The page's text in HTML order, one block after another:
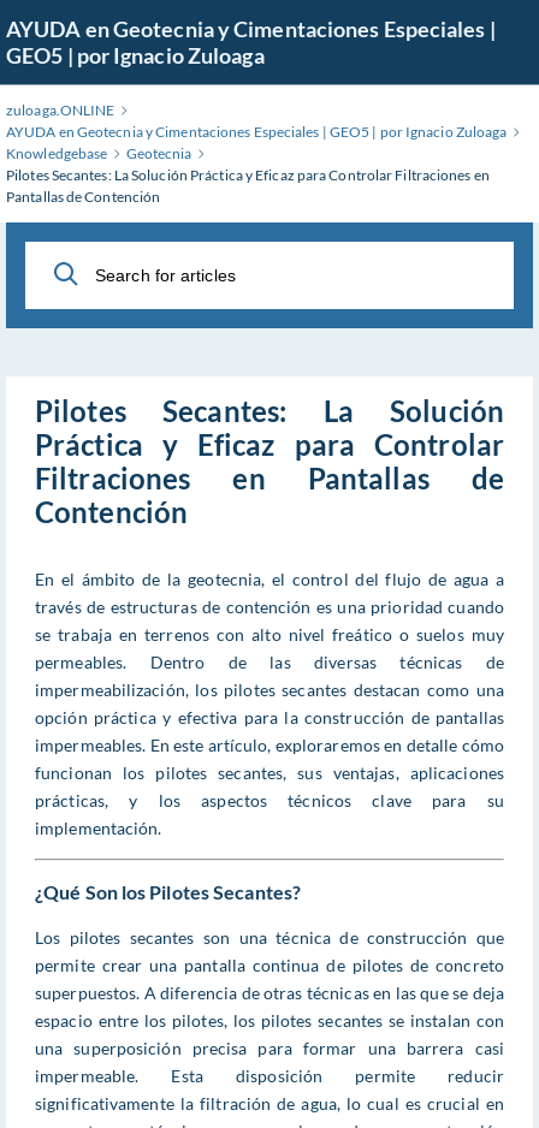
to
Content
AYUDA en Geotecnia y Cimentaciones Especiales |
GEO5 | por Ignacio Zuloaga
zuloaga.ONLINE
AYUDA en Geotecnia y Cimentaciones Especiales | GEO5 | por Ignacio Zuloaga
Knowledgebase
Geotecnia
Pilotes Secantes: La Solución Práctica y Eficaz para Controlar Filtraciones en
Pantallas de Contención
Pilotes Secantes: La Solución
Práctica y Eficaz para Controlar
Filtraciones en Pantallas de
Contención
En el ámbito de la geotecnia, el control del flujo de agua a
través de estructuras de contención es una prioridad cuando
se trabaja en terrenos con alto nivel freático o suelos muy
permeables. Dentro de las diversas técnicas de
impermeabilización, los pilotes secantes destacan como una
opción práctica y efectiva para la construcción de pantallas
impermeables. En este artículo, exploraremos en detalle cómo
funcionan los pilotes secantes, sus ventajas, aplicaciones
prácticas, y los aspectos técnicos clave para su
implementación.
¿Qué Son los Pilotes Secantes?
Los pilotes secantes son una técnica de construcción que
permite crear una pantalla continua de pilotes de concreto
superpuestos. A diferencia de otras técnicas en las que se deja
espacio entre los pilotes, los pilotes secantes se instalan con
una superposición precisa para formar una barrera casi
impermeable. Esta disposición permite reducir
significativamente la filtración de agua, lo cual es crucial en